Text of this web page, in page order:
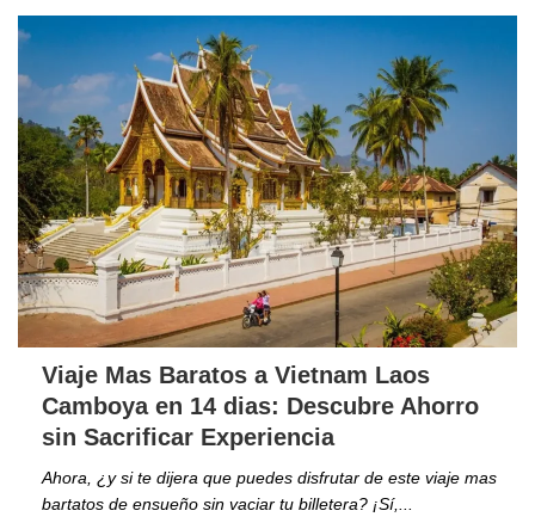
Viaje Mas Baratos a Vietnam Laos
Camboya en 14 dias: Descubre Ahorro
sin Sacrificar Experiencia
Ahora, ¿y si te dijera que puedes disfrutar de este viaje mas
bartatos de ensueño sin vaciar tu billetera? ¡Sí,...